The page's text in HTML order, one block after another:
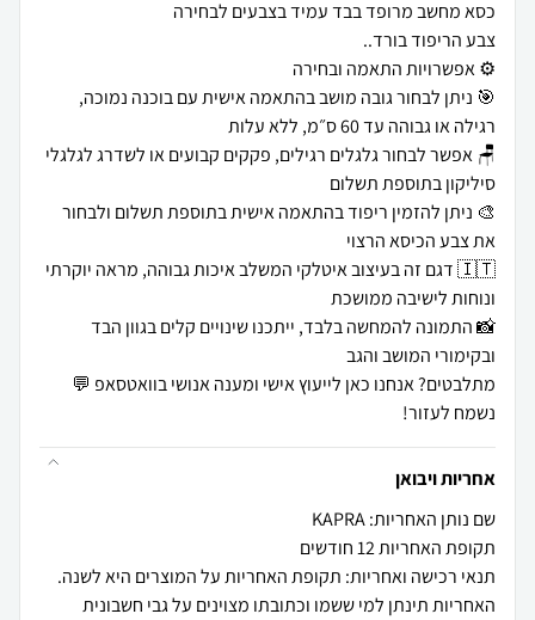
🎯 ניתן לבחור גובה מושב בהתאמה אישית עם בוכנה נמוכה,
🪑 אפשר לבחור גלגלים רגילים, פקקים קבועים או לשדרג לגלגלי
🎨 ניתן להזמין ריפוד בהתאמה אישית בתוספת תשלום ולבחור
🇮🇹 דגם זה בעיצוב איטלקי המשלב איכות גבוהה, מראה יוקרתי
📸 התמונה להמחשה בלבד, ייתכנו שינויים קלים בגוון הבד
מתלבטים? אנחנו כאן לייעוץ אישי ומענה אנושי בוואטסאפ 💬
נשמח לעזור!
אחריות ויבואן
שם נותן האחריות: KAPRA
תקופת האחריות 12 חודשים
תנאי רכישה ואחריות: תקופת האחריות על המוצרים היא לשנה.
האחריות תינתן למי ששמו וכתובתו מצוינים על גבי חשבונית